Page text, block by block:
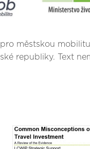
městskou
republiky. Text